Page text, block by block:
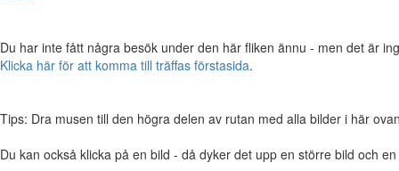
Du har inte fått några besök under den här fliken ännu - men det är
Klicka här för att komma till träffas förstasida.
Tips: Dra musen till den högra delen av rutan med alla bilder i här
Du kan också klicka på en bild - då dyker det upp en större bild och